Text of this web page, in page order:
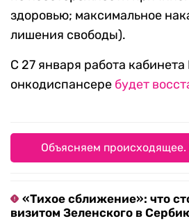
здоровью; максимальное
лишения свободы).
С 27 января работа
онкодиспансере будет
Объясняем происходящее.
«Тихое сближение»: что
визитом Зеленского в